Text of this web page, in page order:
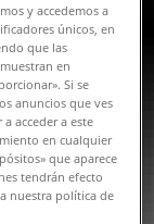
y accedemos a
únicos, en
que las
en
Si se
anuncios que ves
acceder a este
en cualquier
que aparece
tendrán efecto
nuestra política de